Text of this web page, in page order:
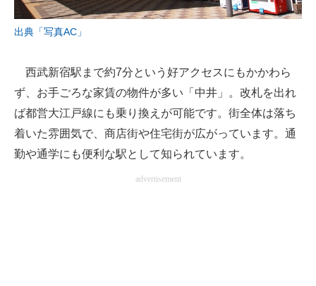
出典「写真AC」
西武新宿駅まで約7分という好アクセスにもかかわら
ず、お手ごろな家賃の物件が多い「中井」。改札を出れ
ば都営大江戸線にも乗り換えが可能です。街全体は落ち
着いた雰囲気で、商店街や住宅街が広がっています。通
勤や通学にも便利な駅として知られています。
advertisement